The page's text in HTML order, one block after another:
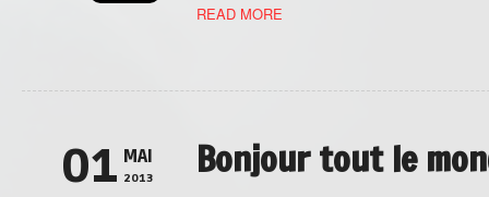
READ MORE
01 MAI
2013 Bonjour tout le